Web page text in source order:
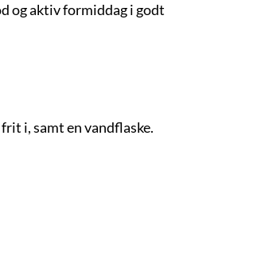
og aktiv formiddag i godt
i, samt en vandflaske.